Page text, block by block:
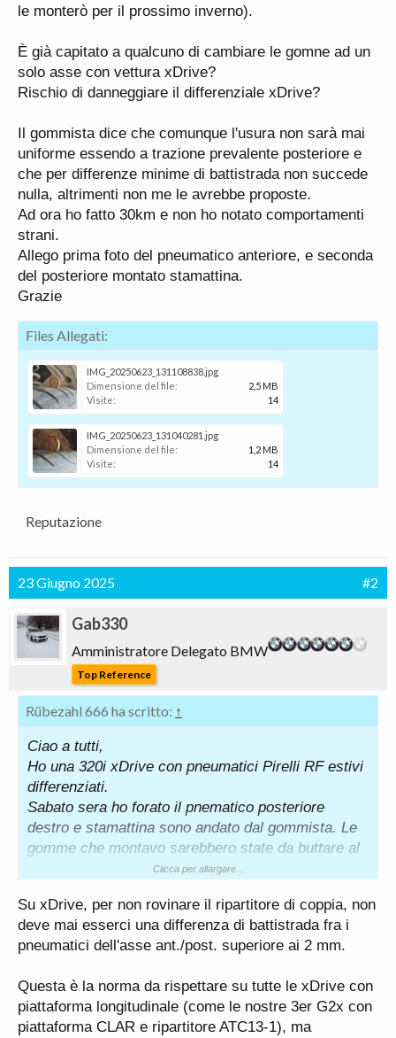
le monterò per il prossimo inverno).
È già capitato a qualcuno di cambiare le gomne ad un
solo asse con vettura xDrive?
Rischio di danneggiare il differenziale xDrive?
Il gommista dice che comunque l'usura non sarà mai
uniforme essendo a trazione prevalente posteriore e
che per differenze minime di battistrada non succede
nulla, altrimenti non me le avrebbe proposte.
Ad ora ho fatto 30km e non ho notato comportamenti
strani.
Allego prima foto del pneumatico anteriore, e seconda
del posteriore montato stamattina.
Grazie
Files Allegati:
IMG_20250623_131108838.jpg
Dimensione del file:
2,5 MB
Visite:
14
IMG_20250623_131040281.jpg
Dimensione del file:
1,2 MB
Visite:
14
Reputazione
23 Giugno 2025 #2
Gab330
Amministratore Delegato BMW
Top Reference
Rübezahl 666 ha scritto: ↑
Ciao a tutti,
Ho una 320i xDrive con pneumatici Pirelli RF estivi
differenziati.
Sabato sera ho forato il pnematico posteriore
destro e stamattina sono andato dal gommista. Le
gomme che montavo sarebbero state da buttare al
prossimo cambio stagionale, il gommista mi ha
pneumatici Good Year non RF usati (quindi con
usura similare ai miei che montavo) che aveva a
disposizione (invece di montarmi le mie 4 all
differenziate, che pensavo di far montare io a
questo giro e che invece, così facendo, le monterò
per il prossimo inverno).
Clicca per allargare...
Su xDrive, per non rovinare il ripartitore di coppia, non
deve mai esserci una differenza di battistrada fra i
pneumatici dell'asse ant./post. superiore ai 2 mm.
Questa è la norma da rispettare su tutte le xDrive con
piattaforma longitudinale (come le nostre 3er G2x con
piattaforma CLAR e ripartitore ATC13-1), ma